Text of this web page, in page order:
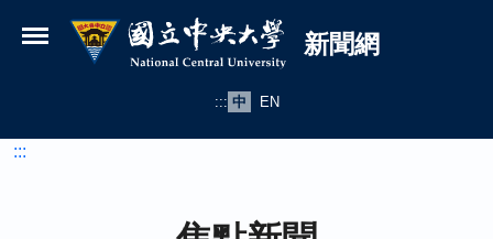
國立中央大學新聞網
新聞網
::: 中 EN
:::